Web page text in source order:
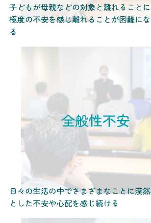
子どもが母親などの対象と離れることに
極度の不安を感じ離れることが困難にな
る
全般性不安
日々の生活の中でさまざまなことに漠然
とした不安や心配を感じ続ける